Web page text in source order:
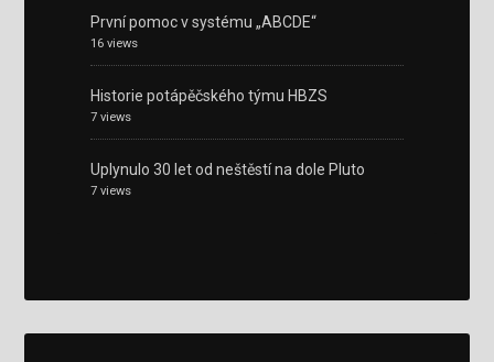
První pomoc v systému „ABCDE“
16 views
Historie potápěčského týmu HBZS
7 views
Uplynulo 30 let od neštěstí na dole Pluto
7 views